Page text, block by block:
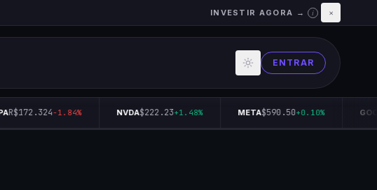
INVESTIR AGORA → i ×
ENTRAR
R$172.324-1.84% NVDA$222.23+1.48% META$590.50+0.10%